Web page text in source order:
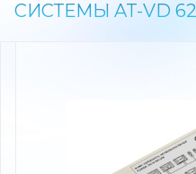
СИСТЕМЫ AT-VD